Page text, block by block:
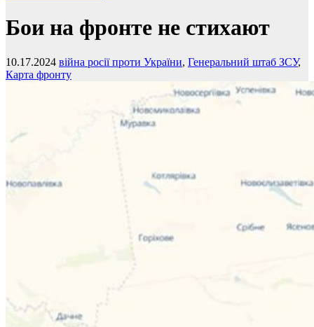
Бои на фронте не стихают
10.17.2024 війна росії проти України, Генеральний штаб ЗСУ,
Карта фронту